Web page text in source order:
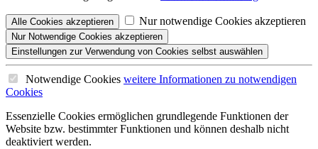
Alle Cookies akzeptieren Nur notwendige Cookies akzeptieren
Nur Notwendige Cookies akzeptieren
Einstellungen zur Verwendung von Cookies selbst auswählen
Notwendige Cookies weitere Informationen zu notwendigen
Cookies
Essenzielle Cookies ermöglichen grundlegende Funktionen der
Website bzw. bestimmter Funktionen und können deshalb nicht
deaktiviert werden.